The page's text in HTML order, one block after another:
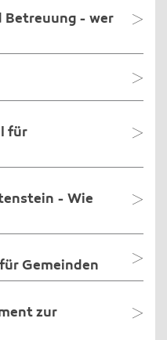
Betreuung - wer
für
- Wie
Gemeinden
zur